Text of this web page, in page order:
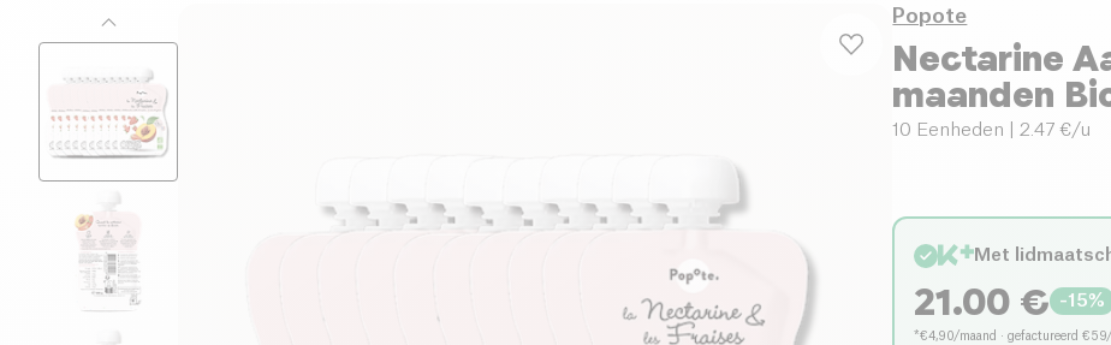
Popote
Nectarine
maanden
10 Eenheden | 2.47 €/u
Met
21.00 € -15%
*€4,90/maand · gefactureerd